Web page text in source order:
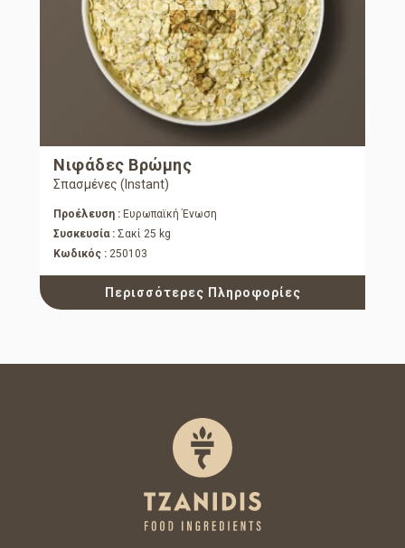
Νιφάδες Βρώμης
Σπασμένες (Instant)
Προέλευση : Ευρωπαϊκή Ένωση
Συσκευσία : Σακί 25 kg
Κωδικός : 250103
Περισσότερες Πληροφορίες